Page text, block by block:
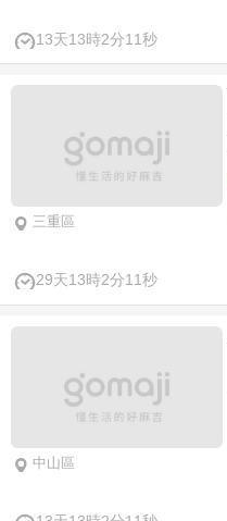
13天13時2分10秒
三重區
29天13時2分10秒
中山區